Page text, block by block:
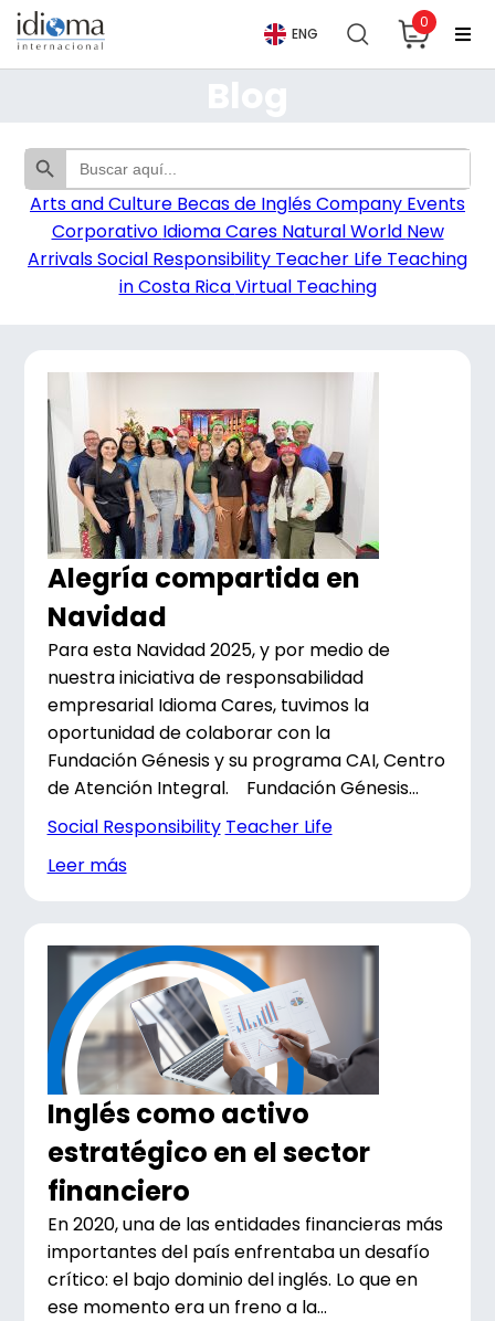
ENG
0
Buscar:
Botón de búsqueda
Arts and Culture Becas de InglésCompany Events
Corporativo Idioma Cares Natural World New
ArrivalsSocial Responsibility Teacher Life Teaching
in Costa RicaVirtual Teaching
Alegría compartida en
Navidad
Para esta Navidad 2025, y por medio de
nuestra iniciativa de responsabilidad
empresarial Idioma Cares, tuvimos la
oportunidad de colaborar con la
Fundación Génesis y su programa CAI, Centro
de Atención Integral. Fundación Génesis...
Social Responsibility Teacher Life
Leer más
Inglés como activo
estratégico en el sector
financiero
En 2020, una de las entidades financieras más
importantes del país enfrentaba un desafío
crítico: el bajo dominio del inglés. Lo que en
ese momento era un freno a la...